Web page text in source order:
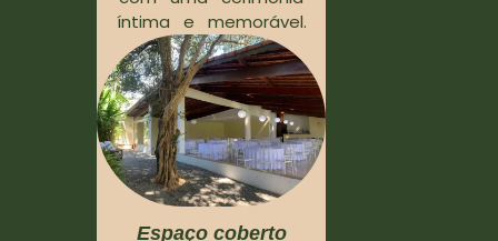
íntima e memorável.
Espaço coberto